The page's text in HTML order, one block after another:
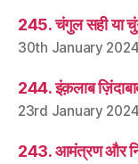
245. चंगुल सही या
30th January 2024
244. इंक़लाब
23rd January 2024
243. आमंत्रण और